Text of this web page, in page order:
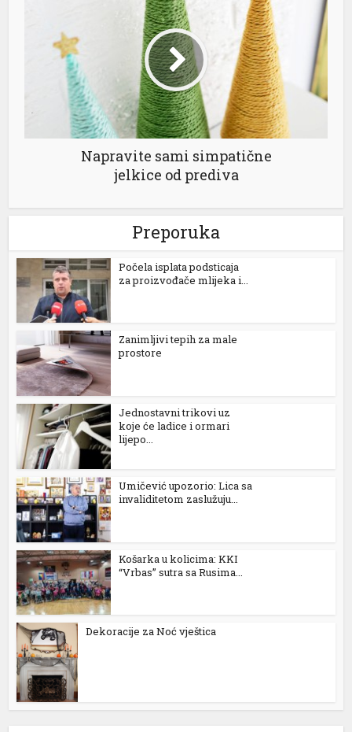
Napravite sami simpatične
jelkice od prediva
Preporuka
Počela isplata podsticaja
za proizvođače mlijeka i...
Zanimljivi tepih za male
prostore
Jednostavni trikovi uz
koje će ladice i ormari
lijepo...
Umičević upozorio: Lica sa
invaliditetom zaslužuju...
Košarka u kolicima: KKI
“Vrbas” sutra sa Rusima...
Dekoracije za Noć vještica